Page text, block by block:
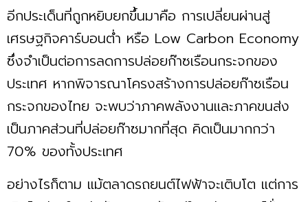
อีกประเด็นที่ถูกหยิบยกขึ้นมาคือ การเปลี่ยนผ่านสู่
เศรษฐกิจคาร์บอนต่ำ หรือ Low Carbon Economy
ซึ่งจำเป็นต่อการลดการปล่อยก๊าซเรือนกระจกของ
ประเทศ หากพิจารณาโครงสร้างการปล่อยก๊าซเรือน
กระจกของไทย จะพบว่าภาคพลังงานและภาคขนส่ง
เป็นภาคส่วนที่ปล่อยก๊าซมากที่สุด คิดเป็นมากกว่า
70% ของทั้งประเทศ
อย่างไรก็ตาม แม้ตลาดรถยนต์ไฟฟ้าจะเติบโต แต่การ